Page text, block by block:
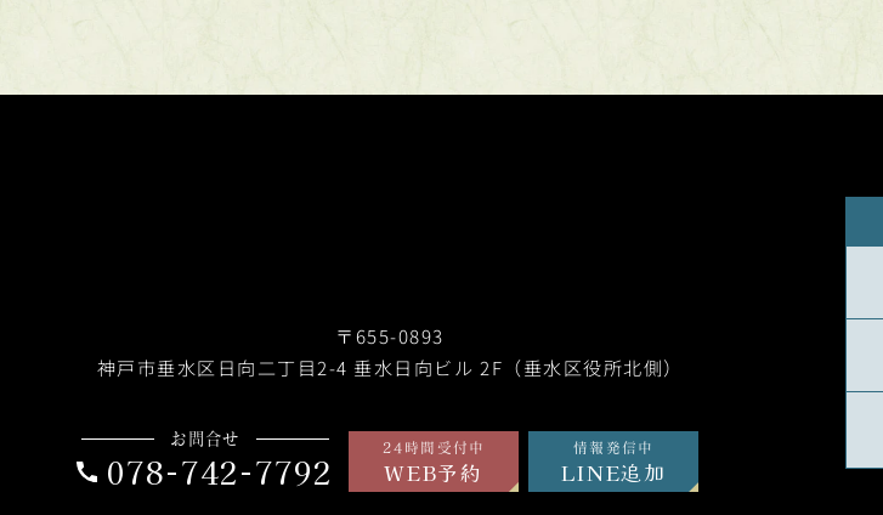
〒655-0893
神戸市垂水区日向二丁目2-4 垂水日向ビル 2F（垂水区役所北側）
お問合せ
078-742-7792
24時間受付中
WEB予約
情報発信中
LINE追加